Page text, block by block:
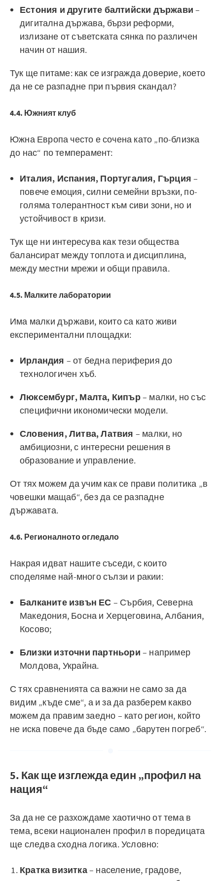
Естония и другите балтийски държави –
дигитална държава, бързи реформи,
излизане от съветската сянка по различен
начин от нашия.
Тук ще питаме: как се изгражда доверие, което
да не се разпадне при първия скандал?
4.4. Южният клуб
Южна Европа често е сочена като „по-близка
до нас“ по темперамент:
Италия, Испания, Португалия, Гърция –
повече емоция, силни семейни връзки, по-
голяма толерантност към сиви зони, но и
устойчивост в кризи.
Тук ще ни интересува как тези общества
балансират между топлота и дисциплина,
между местни мрежи и общи правила.
4.5. Малките лаборатории
Има малки държави, които са като живи
експериментални площадки:
Ирландия – от бедна периферия до
технологичен хъб.
Люксембург, Малта, Кипър– малки, но със
специфични икономически модели.
Словения, Литва, Латвия – малки, но
амбициозни, с интересни решения в
образование и управление.
От тях можем да учим как се прави политика „в
човешки мащаб“, без да се разпадне
държавата.
4.6. Регионалното огледало
Накрая идват нашите съседи, с които
споделяме най-много сълзи и ракии:
Балканите извън ЕС – Сърбия, Северна
Македония, Босна и Херцеговина, Албания,
Косово;
Близки източни партньори – например
Молдова, Украйна.
С тях сравненията са важни не само за да
видим „къде сме“, а и за да разберем какво
можем да правим заедно – като регион, който
не иска повече да бъде само „барутен погреб“.
5. Как ще изглежда един „профил на
нация“
За да не се разхождаме хаотично от тема в
тема, всеки национален профил в поредицата
ще следва сходна логика. Условно:
Кратка визитка– население, градове,